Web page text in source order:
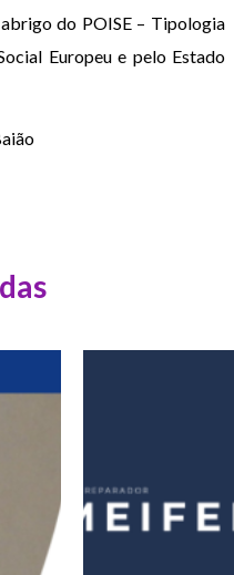
do POISE – Tipologia
Europeu e pelo Estado